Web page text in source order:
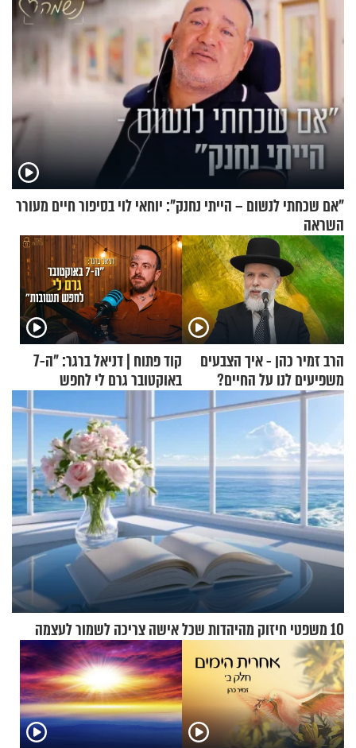
"אם שכחתי לנשום – הייתי נחנק": יוחאי לוי בסיפור חיים מעורר
השראה
הרב זמיר כהן - איך הצבעים
משפיעים לנו על החיים?
קוד פתוח | דניאל ברגר: "ה-7
באוקטובר גרם לי לחפש
10 משפטי חיזוק מהיהדות שכל אישה צריכה לשמור לעצמה